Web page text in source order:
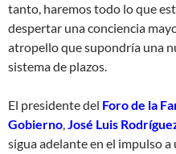
tanto, haremos todo lo que
despertar una conciencia
atropello que supondría una
sistema de plazos.
El presidente del Foro de la
Gobierno,José Luis
sigua adelante en el impulso